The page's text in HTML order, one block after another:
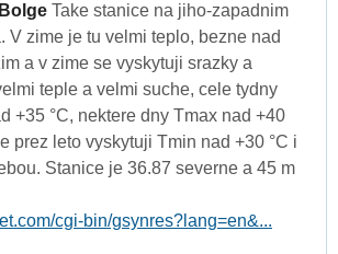
Take stanice na jiho-zapadnim
V zime je tu velmi teplo, bezne nad
a v zime se vyskytuji srazky a
teple a velmi suche, cele tydny
+35 °C, nektere dny Tmax nad +40
prez leto vyskytuji Tmin nad +30 °C i
Stanice je 36.87 severne a 45 m
cgi-bin/gsynres?lang=en&...